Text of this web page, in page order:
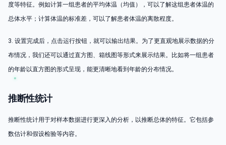
度等特征。例如计算一组患者的平均体温（均值），可以了解这组患者体温的
总体水平；计算体温的标准差，可以了解患者体温的离散程度。
3. 设置完成后，点击运行按钮，就可以输出结果。为了更直观地展示数据的分
布情况，我们还可以通过直方图、箱线图等形式来展示结果。比如将一组患者
的年龄以直方图的形式呈现，能更清晰地看到年龄的分布情况。
推断性统计
推断性统计用于对样本数据进行更深入的分析，以推断总体的特征。它包括参
数估计和假设检验等内容。